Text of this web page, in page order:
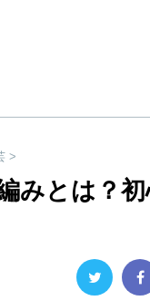
>
みとは？